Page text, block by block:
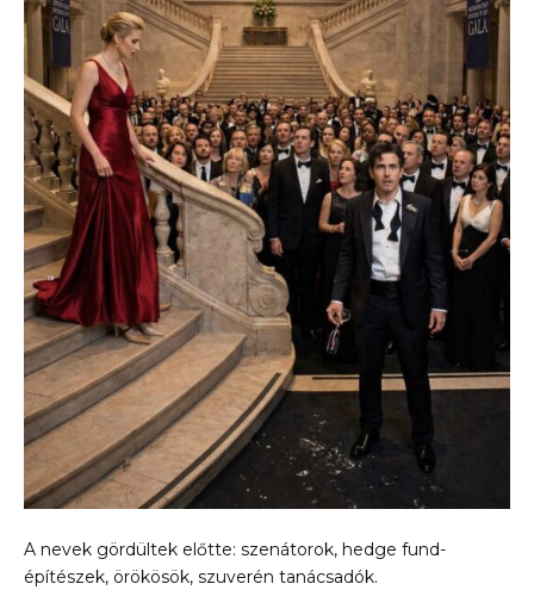
A nevek gördültek előtte: szenátorok, hedge fund-
építészek, örökösök, szuverén tanácsadók.